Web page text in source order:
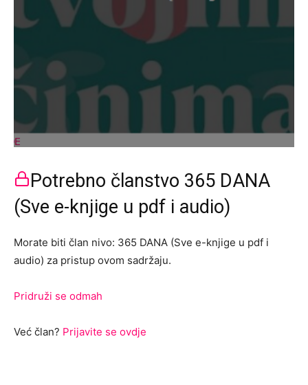
Potrebno članstvo 365 DANA
(Sve e-knjige u pdf i audio)
Morate biti član nivo: 365 DANA (Sve e-knjige u pdf i
audio) za pristup ovom sadržaju.
Pridruži se odmah
Već član? Prijavite se ovdje